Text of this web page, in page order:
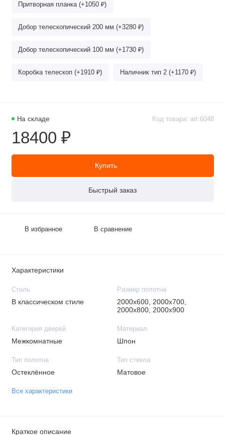
На складе Код товара: art:6048
18400 ₽
Купить
Быстрый заказ
В избранное В сравнение
Притворная планка (+1050 ₽)
Добор телескопический 200 мм (+3280 ₽)
Добор телескопический 100 мм (+1730 ₽)
Коробка телескоп (+1910 ₽) Наличник тип 2 (+1170 ₽)
Характеристики
Стиль
В классическом стиле
Размер полотна
2000х600, 2000х700,
2000х800, 2000х900
Категория дверей
Межкомнатные
Материал
Шпон
Тип полотна
Остеклённое
Тип стекла
Матовое
Все характеристики
Краткое описание